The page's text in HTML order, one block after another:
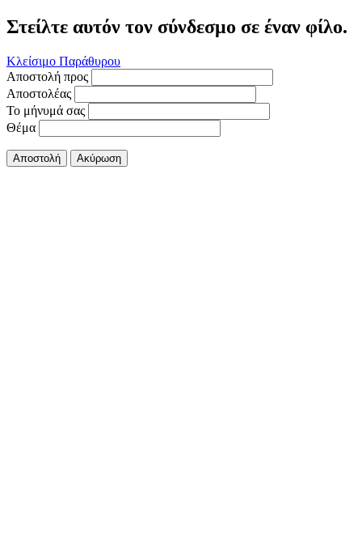
Στείλτε αυτόν τον σύνδεσμο σε έναν φίλο.
Κλείσιμο Παράθυρου
Αποστολή προς
Αποστολέας
Το μήνυμά σας
Θέμα
Αποστολή Ακύρωση